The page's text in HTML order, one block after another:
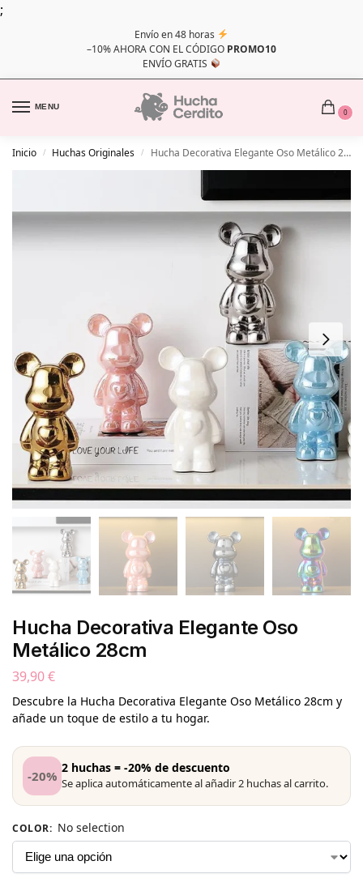
;
Envío en 48 horas
–10% AHORA CON EL CÓDIGO PROMO10
ENVÍO GRATIS
MENU
0
Inicio / Huchas Originales / Hucha Decorativa Elegante Oso Metálico 28cm
Hucha Decorativa Elegante Oso
Metálico 28cm
39,90€
Descubre la Hucha Decorativa Elegante Oso Metálico 28cm y
añade un toque de estilo a tu hogar.
-20% 2 huchas = -20% de descuento
Se aplica automáticamente al añadir 2 huchas al carrito.
COLOR: No selection